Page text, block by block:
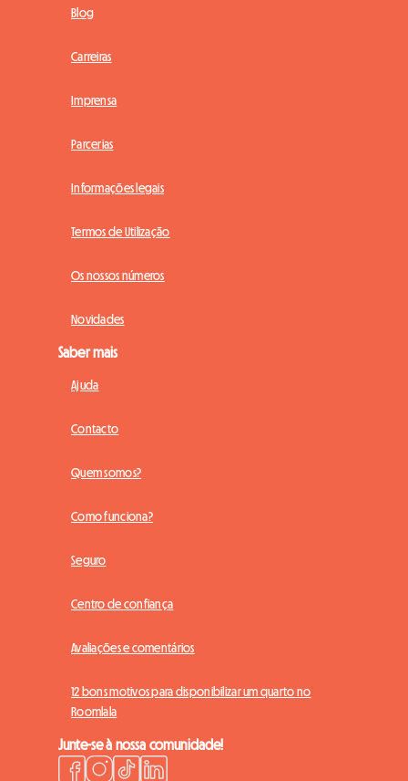
Blog
Carreiras
Imprensa
Parcerias
Informações legais
Termos de Utilização
Os nossos números
Novidades
Saber mais
Ajuda
Contacto
Quem somos?
Como funciona?
Seguro
Centro de confiança
Avaliações e comentários
12 bons motivos para disponibilizar um quarto no
Roomlala
Junte-se à nossa comunidade!